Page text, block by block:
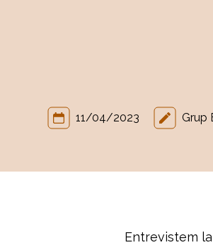
11/04/2023 Grup
Entrevistem